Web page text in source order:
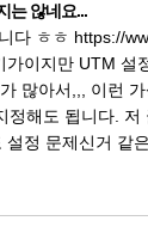
는 않네요...
https://www.7-star.net/
에선 768mb 입니다. 1기가나 그 보다
가상pc에 설치해보는 것도 귀
. 저 글 진짜 이상하네요. 옛날
신거 같은데. 크롬 브라우